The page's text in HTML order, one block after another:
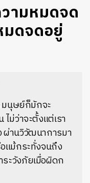
ามหมดจด
มดจดอยู่
มนุษย์ก็มักจะ
ม่ว่าจะตั้งแต่เรา
ผ่านวิวัฒนาการมา
แม้กระทั่งจนถึง
ะวังภัยเมื่อผิดก